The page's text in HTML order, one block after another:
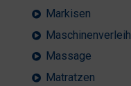
Markisen
Maschinenverleih
Massage
Matratzen